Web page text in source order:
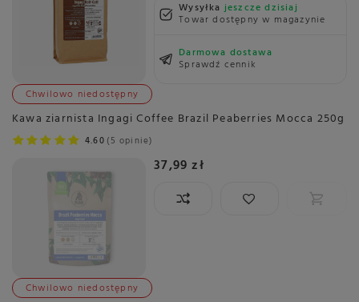
Wysyłkajeszcze dzisiaj
Towar dostępny w magazynie
Darmowa dostawa
Sprawdź cennik
Chwilowo niedostępny
Kawa ziarnista Ingagi Coffee Brazil Peaberries Mocca 250g
4.60 5 opinie
37,99 zł
Chwilowo niedostępny